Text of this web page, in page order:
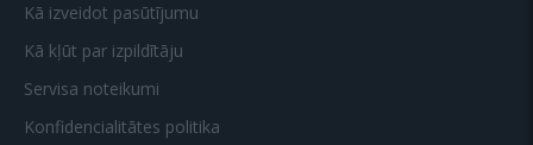
Kā izveidot pasūtījumu
Kā kļūt par izpildītāju
Servisa noteikumi
Konfidencialitātes politika